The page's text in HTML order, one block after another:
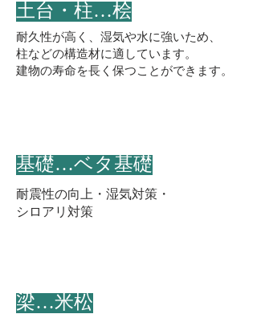
​土台・柱…桧
耐久性が高く、湿気や水に強いため、
柱などの構造材に適しています。
​建物の寿命を長く保つことができます。
​基礎…ベタ基礎
​耐震性の向上・湿気対策・
シロアリ対策
​梁…米松